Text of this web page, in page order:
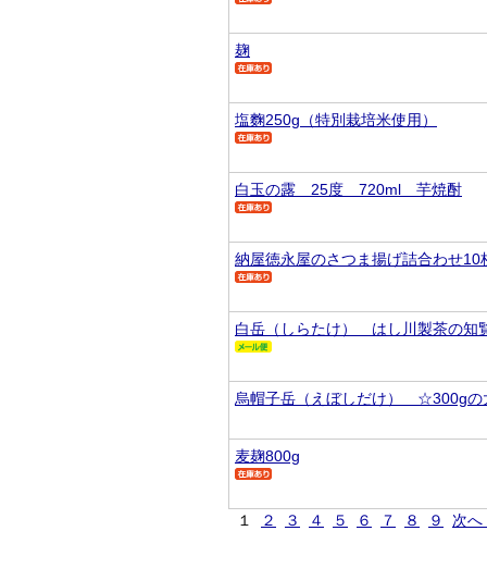
麹
塩麴250g（特別栽培米使用）
白玉の露 25度 720ml 芋焼酎
納屋徳永屋のさつま揚げ詰合わせ10
白岳（しらたけ） はし川製茶の知
烏帽子岳（えぼしだけ） ☆300g
麦麹800g
１ ２ ３ ４ ５ ６ ７ ８ ９ 次へ